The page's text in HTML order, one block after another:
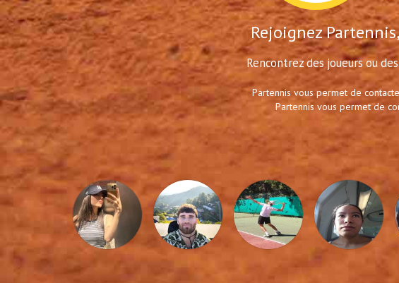
Rejoignez
Rencontrez des joueurs ou
Partennis vous permet de
Partennis vous permet de